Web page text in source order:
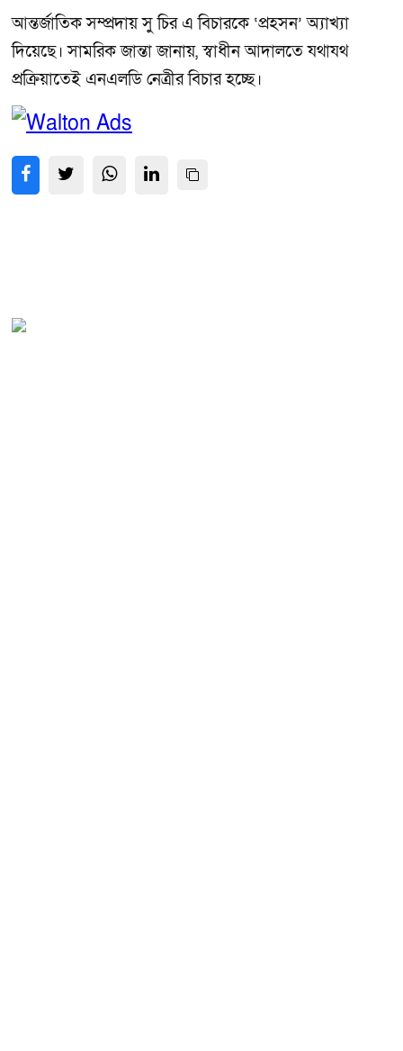
আন্তর্জাতিক সম্প্রদায় সু চির এ বিচারকে ‘প্রহসন’ অ্যাখ্যা
দিয়েছে। সামরিক জান্তা জানায়, স্বাধীন আদালতে যথাযথ
প্রক্রিয়াতেই এনএলডি নেত্রীর বিচার হচ্ছে।